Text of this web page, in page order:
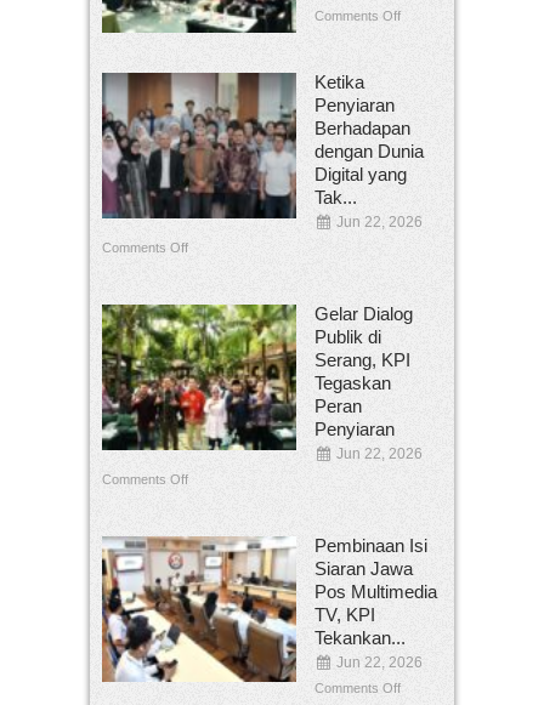
Comments Off
Ketika
Penyiaran
Berhadapan
dengan Dunia
Digital yang
Tak...
Jun 22, 2026
Comments Off
Gelar Dialog
Publik di
Serang, KPI
Tegaskan
Peran
Penyiaran
Jun 22, 2026
Comments Off
Pembinaan Isi
Siaran Jawa
Pos Multimedia
TV, KPI
Tekankan...
Jun 22, 2026
Comments Off